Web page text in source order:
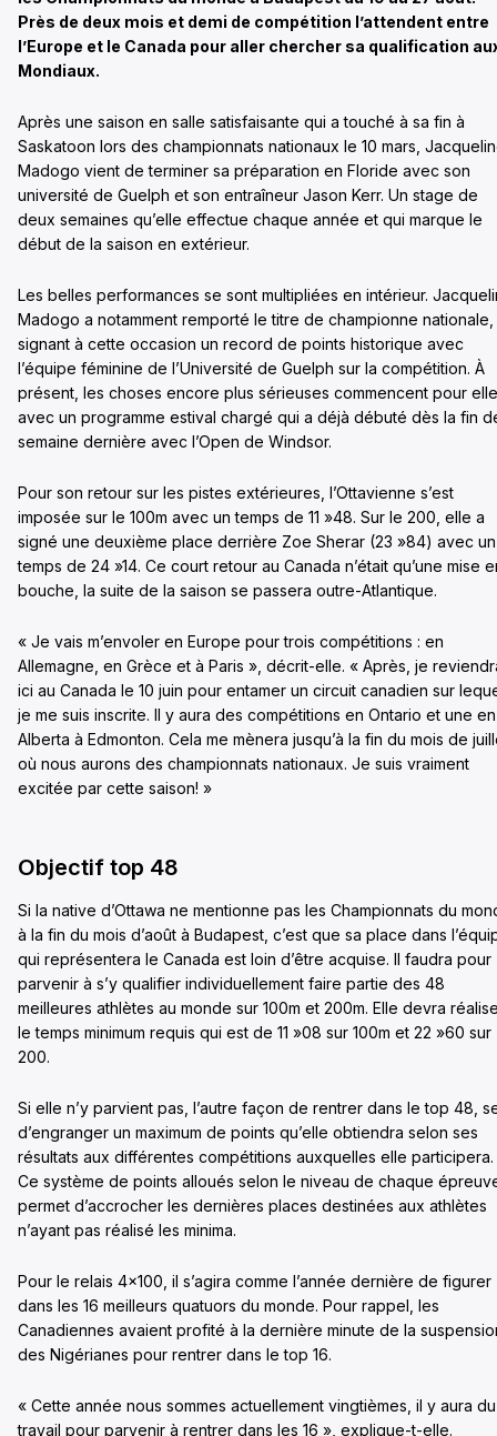
Près de deux mois et demi de compétition l’attendent entre
l’Europe et le Canada pour aller chercher sa qualification
Mondiaux.
Après une saison en salle satisfaisante qui a touché à sa fin à
Saskatoon lors des championnats nationaux le 10 mars,
Madogo vient de terminer sa préparation en Floride avec son
université de Guelph et son entraîneur Jason Kerr. Un stage de
deux semaines qu’elle effectue chaque année et qui marque le
début de la saison en extérieur.
Les belles performances se sont multipliées en intérieur.
Madogo a notamment remporté le titre de championne nationale,
signant à cette occasion un record de points historique avec
l’équipe féminine de l’Université de Guelph sur la compétition. À
présent, les choses encore plus sérieuses commencent pour elle
avec un programme estival chargé qui a déjà débuté dès la fin
semaine dernière avec l’Open de Windsor.
Pour son retour sur les pistes extérieures, l’Ottavienne s’est
imposée sur le 100m avec un temps de 11 »48. Sur le 200, elle a
signé une deuxième place derrière Zoe Sherar (23 »84) avec un
temps de 24 »14. Ce court retour au Canada n’était qu’une mise
bouche, la suite de la saison se passera outre-Atlantique.
« Je vais m’envoler en Europe pour trois compétitions : en
Allemagne, en Grèce et à Paris », décrit-elle. « Après, je
ici au Canada le 10 juin pour entamer un circuit canadien sur
je me suis inscrite. Il y aura des compétitions en Ontario et une en
Alberta à Edmonton. Cela me mènera jusqu’à la fin du mois de
où nous aurons des championnats nationaux. Je suis vraiment
excitée par cette saison! »
Objectif top 48
Si la native d’Ottawa ne mentionne pas les Championnats du
à la fin du mois d’août à Budapest, c’est que sa place dans
qui représentera le Canada est loin d’être acquise. Il faudra pour
parvenir à s’y qualifier individuellement faire partie des 48
meilleures athlètes au monde sur 100m et 200m. Elle devra
le temps minimum requis qui est de 11 »08 sur 100m et 22 »60 sur
200.
Si elle n’y parvient pas, l’autre façon de rentrer dans le top 48,
d’engranger un maximum de points qu’elle obtiendra selon ses
résultats aux différentes compétitions auxquelles elle participera.
Ce système de points alloués selon le niveau de chaque
permet d’accrocher les dernières places destinées aux athlètes
n’ayant pas réalisé les minima.
Pour le relais 4×100, il s’agira comme l’année dernière de figurer
dans les 16 meilleurs quatuors du monde. Pour rappel, les
Canadiennes avaient profité à la dernière minute de la
des Nigérianes pour rentrer dans le top 16.
« Cette année nous sommes actuellement vingtièmes, il y aura du
travail pour parvenir à rentrer dans les 16 », explique-t-elle.